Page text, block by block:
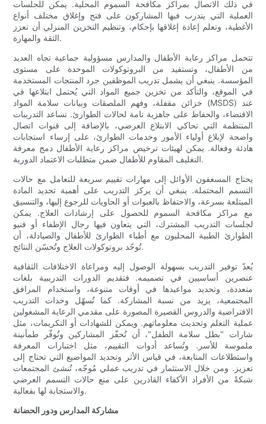
في ذلك الاتصال بمراكز مكافحة السموم المحلية. يمكن للجلسات
العملية التي يتدرب فيها المشاركون على فتح وإغلاق مختلف أنواع
الأغطية، وتعلم إعادة إغلاقها بإحكام، وتنظيم التخزين المنزلي أن تعزز
الثقة والمهارة.
تتحمل مراكز رعاية الأطفال والمدارس مسؤولية جماعية تجاه العديد
من الأطفال، وتستفيد من البروتوكولات الموحدة على مستوى
المؤسسة. ينبغي أن يشمل تدريب الموظفين جرد المنتجات المستخدمة
في الموقع، والتأكد من تخزين جميع المواد التي يُحتمل ابتلاعها في
خزائن مقفلة، وفهم الملصقات وبيانات سلامة المواد (MSDS) عند
الاقتضاء، والحفاظ على جاهزية تامة لحالات الطوارئ. تساعد التدريبات
المنتظمة التي تحاكي الابتلاع العرضي، بالإضافة إلى قنوات اتصال
واضحة لإبلاغ أولياء الأمور وخدمات الطوارئ، على إرساء استجابات
هادئة وفعالة. يمكن لهيئات ترخيص مراكز رعاية الأطفال دمج معرفة
التغليف المقاوم للأطفال ضمن متطلبات الاعتماد الدورية.
يحتاج المسعفون الأوائل إلى مهارات تقييم سريعة للتعامل مع حالات
التسمم المحتملة. ينبغي أن يركز التدريب على أهمية تحديد المادة
المبتلعة بسرعة، والاحتفاظ بالعبوات أو الحاويات للرجوع إليها، والتنسيق
مع مراكز مكافحة السموم للحصول على إرشادات العلاج. يمكن
لجلسات التدريب المشترك، التي يتعاون فيها رجال الإطفاء أو فنيو
الطوارئ الطبية المحليون مع أطباء الطوارئ للأطفال والصيادلة، أن
تُوحّد بروتوكولات العلاج وتُحسّن النتائج.
يُعدّ توفير التدريب بسهولة الوصول إليه ومراعاة الاختلافات الثقافية
عنصرين أساسيين في تصميمه. فتقديم الدورات التدريبية بلغات
متعددة، وتحديد مواعيدها في أوقات متنوعة، واستخدام المرافق
المجتمعية، يزيد من نسبة المشاركة. كما تُسهّل وحدات التدريب
الافتراضية والدروس القصيرة المصورة على مقدمي الرعاية المشغولين
عملية التعلم وتحديث معلوماتهم. ويمكن للشهادات أو التكريمات، مثل
شارات "بطل سلامة الطفل"، أن تُحفّز المشاركين وتُوفّر طمأنينة
ملموسة للأسر. وتُساعد أدوات التقييم، مثل اختبارات المعرفة
واستطلاعات المتابعة، في قياس الأثر وتحديد المواضيع التي تحتاج إلى
تعزيز. ومن خلال الاستثمار في تدريب عملي مُوجّه، تُنشئ المجتمعات
شبكةً من الأفراد الأكفاء القادرين على منع حالات التسمم العرضي
والاستجابة لها بفعالية.
مشاركة المدارس ودور الحضانة